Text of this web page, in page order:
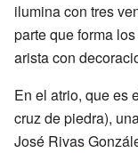
ilumina con tres
parte que forma
arista con
En el atrio, que es
cruz de piedra),
José Rivas